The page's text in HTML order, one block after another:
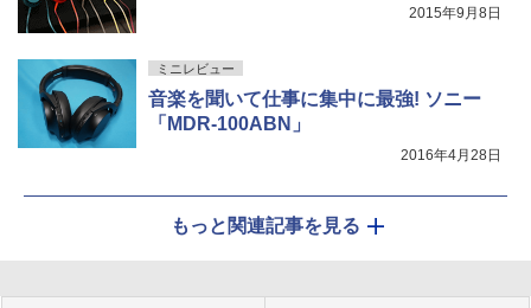
2015年9月8日
ミニレビュー
音楽を聞いて仕事に集中に最強! ソニー
「MDR-100ABN」
2016年4月28日
もっと関連記事を見る